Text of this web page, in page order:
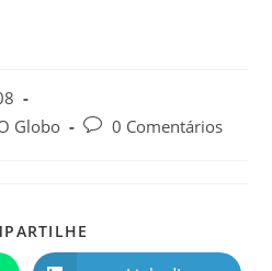
Globo
0 Comentários